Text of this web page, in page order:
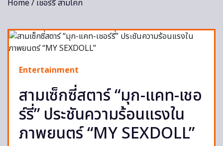
Home/ เชอร์รี่ สามโคก
Entertainment
สามเซ็กซี่สตาร์ “มุก-แคท-เชอ
ร์รี่” ประชันความร้อนแรงใน
ภาพยนตร์ “MY SEXDOLL”